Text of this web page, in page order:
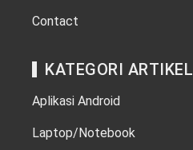
Contact
KATEGORI ARTIKEL
Aplikasi Android
Laptop/Notebook